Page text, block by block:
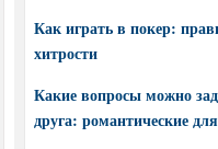
Как играть в покер:
хитрости
Какие вопросы можно
друга: романтические